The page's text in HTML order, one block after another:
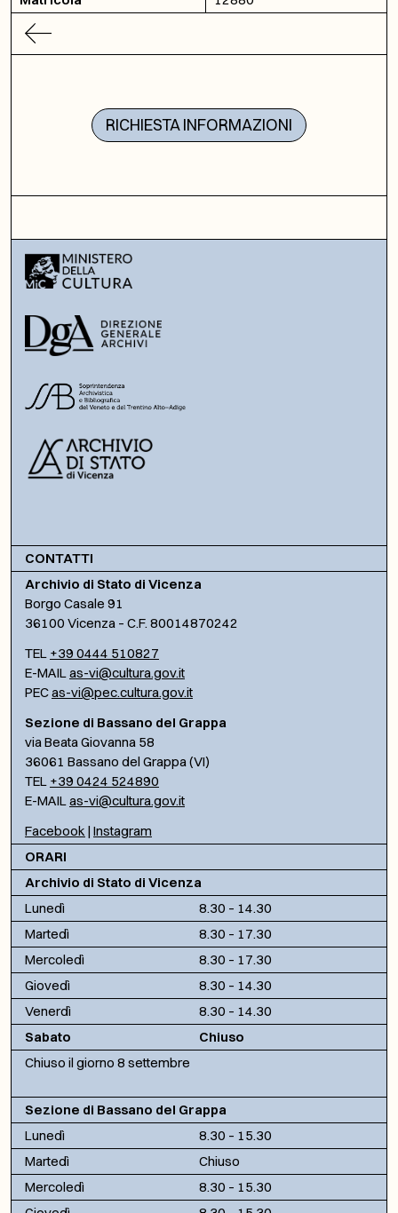
RICHIESTA INFORMAZIONI
CONTATTI
Archivio di Stato di Vicenza
Borgo Casale 91
36100 Vicenza – C.F. 80014870242
TEL +39 0444 510827
E-MAILas-vi@cultura.gov.it
PECas-vi@pec.cultura.gov.it
Sezione di Bassano del Grappa
via Beata Giovanna 58
36061 Bassano del Grappa (VI)
TEL +39 0424 524890
E-MAILas-vi@cultura.gov.it
Facebook | Instagram
ORARI
Archivio di Stato di Vicenza
Lunedì
8.30 – 14.30
Martedì
8.30 – 17.30
Mercoledì
8.30 – 17.30
Giovedì
8.30 – 14.30
Venerdì
8.30 – 14.30
Sabato
Chiuso
Chiuso il giorno 8 settembre
Sezione di Bassano del Grappa
Lunedì
8.30 – 15.30
Martedì
Chiuso
Mercoledì
8.30 – 15.30